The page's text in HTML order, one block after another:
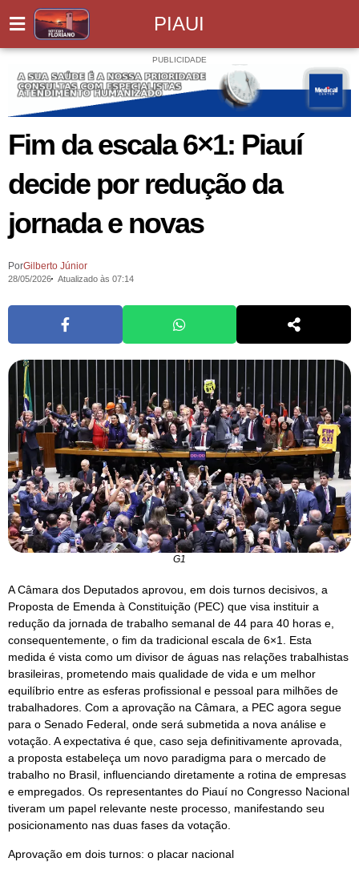
PIAUI
PUBLICIDADE
Fim da escala 6×1: Piauí
decide por redução da
jornada e novas
PorGilberto Júnior
28/05/2026 Atualizado às 07:14
G1
A Câmara dos Deputados aprovou, em dois turnos decisivos, a
Proposta de Emenda à Constituição (PEC) que visa instituir a
redução da jornada de trabalho semanal de 44 para 40 horas e,
consequentemente, o fim da tradicional escala de 6×1. Esta
medida é vista como um divisor de águas nas relações trabalhistas
brasileiras, prometendo mais qualidade de vida e um melhor
equilíbrio entre as esferas profissional e pessoal para milhões de
trabalhadores. Com a aprovação na Câmara, a PEC agora segue
para o Senado Federal, onde será submetida a nova análise e
votação. A expectativa é que, caso seja definitivamente aprovada,
a proposta estabeleça um novo paradigma para o mercado de
trabalho no Brasil, influenciando diretamente a rotina de empresas
e empregados. Os representantes do Piauí no Congresso Nacional
tiveram um papel relevante neste processo, manifestando seu
posicionamento nas duas fases da votação.
Aprovação em dois turnos: o placar nacional